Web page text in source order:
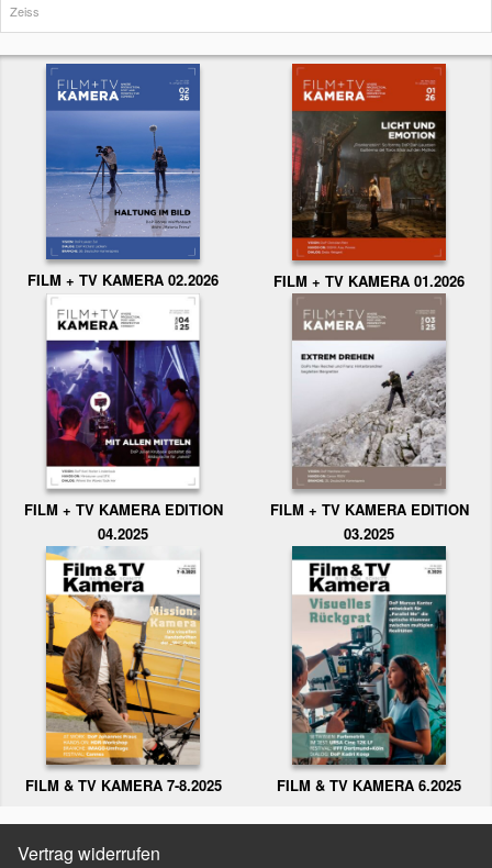
Zeiss
FILM + TV KAMERA 02.2026 FILM + TV KAMERA 01.2026
FILM + TV KAMERA EDITION
04.2025
FILM + TV KAMERA EDITION
03.2025
FILM & TV KAMERA 7-8.2025 FILM & TV KAMERA 6.2025
Vertrag widerrufen